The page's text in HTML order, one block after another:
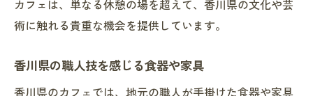
カフェは、単なる休憩の場を超えて、香川県の文化や芸
術に触れる貴重な機会を提供しています。
香川県の職人技を感じる食器や家具